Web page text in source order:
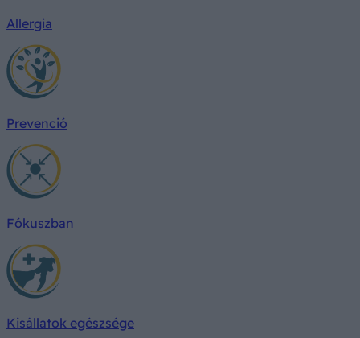
Allergia
Prevenció
Fókuszban
Kisállatok egészsége